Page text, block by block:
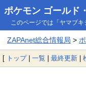
ポケモン ゴールド
このページでは「ヤマブキ
ZAPAnet総合情報局 >
[ トップ| 一覧 | 最終更新 |